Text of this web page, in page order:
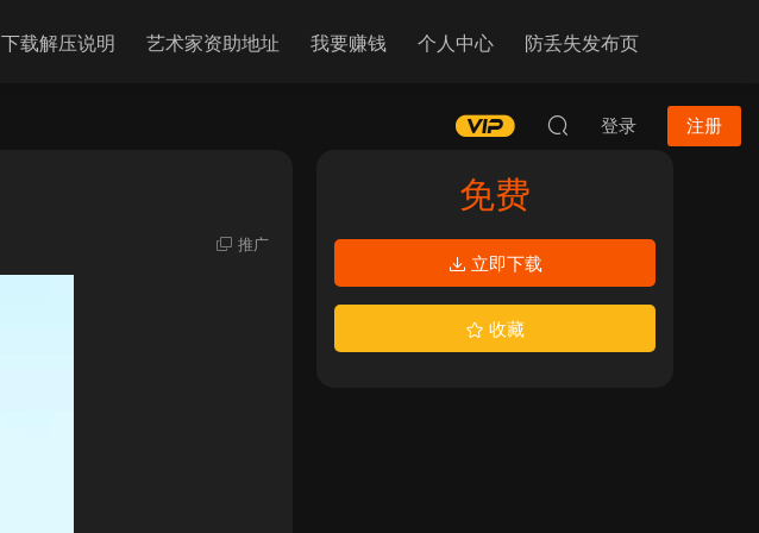
下载解压说明 艺术家资助地址 我要赚钱 个人中心 防丢失发布页
登录 注册
推广
免费
立即下载
收藏